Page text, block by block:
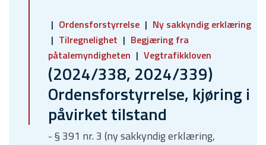
Ordensforstyrrelse
Ny sakkyndig erklæring
Tilregnelighet
Begjæring fra
påtalemyndigheten
Vegtrafikkloven
(2024/338, 2024/339)
Ordensforstyrrelse, kjøring i
påvirket tilstand
- § 391 nr. 3 (ny sakkyndig erklæring,